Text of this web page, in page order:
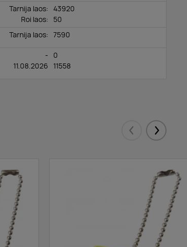
Tarnija laos:
Roi laos:
43920
50
Tarnija laos: 7590
-
11.08.2026
0
11558
Eelmised